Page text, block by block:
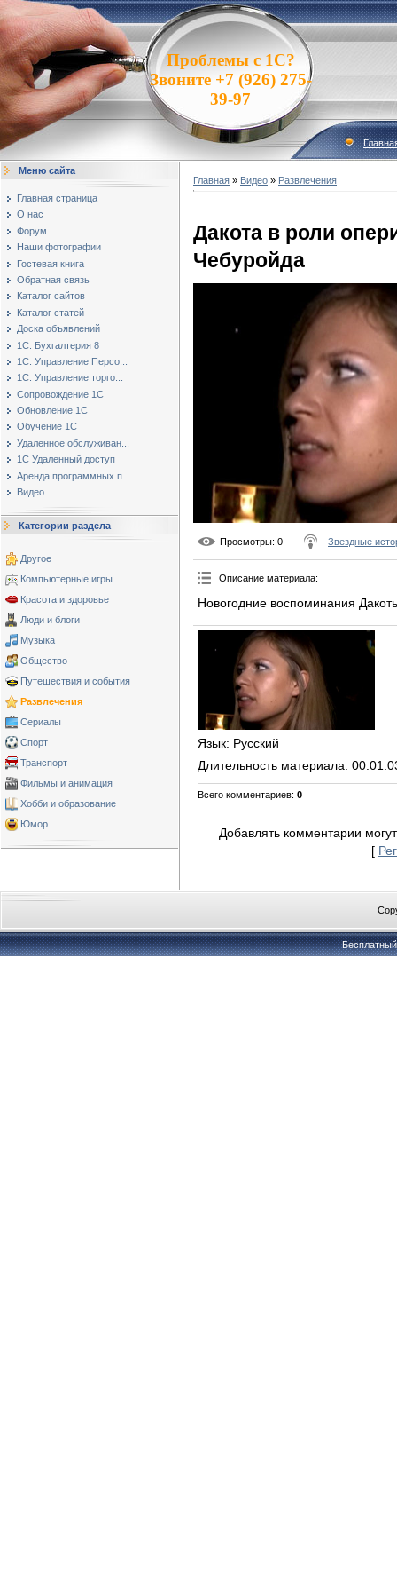
Проблемы с 1С?
Звоните +7 (926) 275-
39-97
Меню сайта
Главная страница
О нас
Форум
Наши фотографии
Гостевая книга
Обратная связь
Каталог сайтов
Каталог статей
Доска объявлений
1С: Бухгалтерия 8
1С: Управление Персо...
1С: Управление торго...
Сопровождение 1С
Обновление 1С
Обучение 1С
Удаленное обслуживан...
1С Удаленный доступ
Аренда программных п...
Видео
Категории раздела
Другое
Компьютерные игры
Красота и здоровье
Люди и блоги
Музыка
Общество
Путешествия и события
Развлечения
Сериалы
Спорт
Транспорт
Фильмы и анимация
Хобби и образование
Юмор
Главная » Видео » Развлечения
Дакота в роли
Чебуройда
Просмотры: 0 Звездные
Описание материала:
Новогодние воспоминания
Язык: Русский
Длительность материала:
Всего комментариев: 0
Добавлять комментарии
[